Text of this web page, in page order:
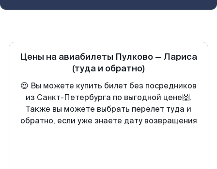
Цены на авиабилеты Пулково — Лариса
(туда и обратно)
😍 Вы можете купить билет без посредников
из Санкт-Петербурга по выгодной цене🙌.
Также вы можете выбрать перелет туда и
обратно, если уже знаете дату возвращения